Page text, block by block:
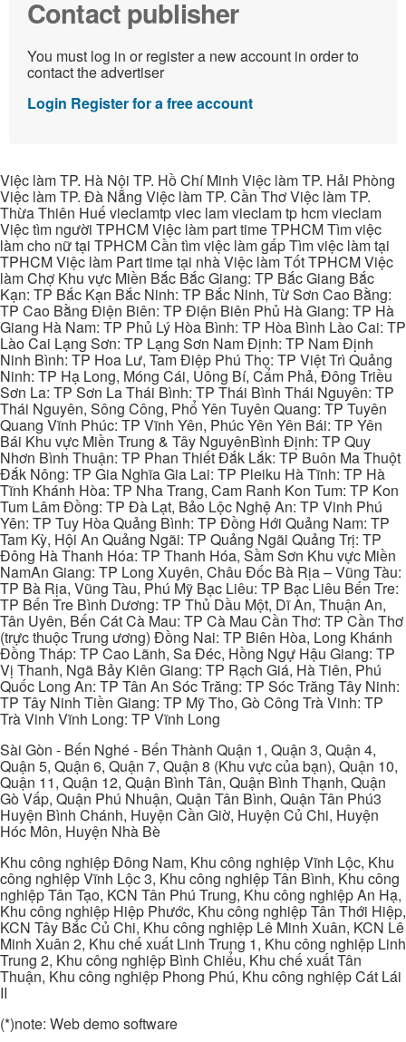
Contact publisher
You must log in or register a new account in order to
contact the advertiser
Login Register for a free account
Việc làm TP. Hà Nội TP. Hồ Chí Minh Việc làm TP. Hải Phòng
Việc làm TP. Đà Nẵng Việc làm TP. Cần Thơ Việc làm TP.
Thừa Thiên Huế vieclamtp viec lam vieclam tp hcm vieclam
Việc tìm người TPHCM Việc làm part time TPHCM Tìm việc
làm cho nữ tại TPHCM Cần tìm việc làm gấp Tìm việc làm tại
TPHCM Việc làm Part time tại nhà Việc làm Tốt TPHCM Việc
làm Chợ Khu vực Miền Bắc Bắc Giang: TP Bắc Giang Bắc
Kạn: TP Bắc Kạn Bắc Ninh: TP Bắc Ninh, Từ Sơn Cao Bằng:
TP Cao Bằng Điện Biên: TP Điện Biên Phủ Hà Giang: TP Hà
Giang Hà Nam: TP Phủ Lý Hòa Bình: TP Hòa Bình Lào Cai: TP
Lào Cai Lạng Sơn: TP Lạng Sơn Nam Định: TP Nam Định
Ninh Bình: TP Hoa Lư, Tam Điệp Phú Thọ: TP Việt Trì Quảng
Ninh: TP Hạ Long, Móng Cái, Uông Bí, Cẩm Phả, Đông Triều
Sơn La: TP Sơn La Thái Bình: TP Thái Bình Thái Nguyên: TP
Thái Nguyên, Sông Công, Phổ Yên Tuyên Quang: TP Tuyên
Quang Vĩnh Phúc: TP Vĩnh Yên, Phúc Yên Yên Bái: TP Yên
Bái Khu vực Miền Trung & Tây NguyênBình Định: TP Quy
Nhơn Bình Thuận: TP Phan Thiết Đắk Lắk: TP Buôn Ma Thuột
Đắk Nông: TP Gia Nghĩa Gia Lai: TP Pleiku Hà Tĩnh: TP Hà
Tĩnh Khánh Hòa: TP Nha Trang, Cam Ranh Kon Tum: TP Kon
Tum Lâm Đồng: TP Đà Lạt, Bảo Lộc Nghệ An: TP Vinh Phú
Yên: TP Tuy Hòa Quảng Bình: TP Đồng Hới Quảng Nam: TP
Tam Kỳ, Hội An Quảng Ngãi: TP Quảng Ngãi Quảng Trị: TP
Đông Hà Thanh Hóa: TP Thanh Hóa, Sầm Sơn Khu vực Miền
NamAn Giang: TP Long Xuyên, Châu Đốc Bà Rịa – Vũng Tàu:
TP Bà Rịa, Vũng Tàu, Phú Mỹ Bạc Liêu: TP Bạc Liêu Bến Tre:
TP Bến Tre Bình Dương: TP Thủ Dầu Một, Dĩ An, Thuận An,
Tân Uyên, Bến Cát Cà Mau: TP Cà Mau Cần Thơ: TP Cần Thơ
(trực thuộc Trung ương) Đồng Nai: TP Biên Hòa, Long Khánh
Đồng Tháp: TP Cao Lãnh, Sa Đéc, Hồng Ngự Hậu Giang: TP
Vị Thanh, Ngã Bảy Kiên Giang: TP Rạch Giá, Hà Tiên, Phú
Quốc Long An: TP Tân An Sóc Trăng: TP Sóc Trăng Tây Ninh:
TP Tây Ninh Tiền Giang: TP Mỹ Tho, Gò Công Trà Vinh: TP
Trà Vinh Vĩnh Long: TP Vĩnh Long
Sài Gòn - Bến Nghé - Bến Thành Quận 1, Quận 3, Quận 4,
Quận 5, Quận 6, Quận 7, Quận 8 (Khu vực của bạn), Quận 10,
Quận 11, Quận 12, Quận Bình Tân, Quận Bình Thạnh, Quận
Gò Vấp, Quận Phú Nhuận, Quận Tân Bình, Quận Tân Phú3
Huyện Bình Chánh, Huyện Cần Giờ, Huyện Củ Chi, Huyện
Hóc Môn, Huyện Nhà Bè
Khu công nghiệp Đông Nam, Khu công nghiệp Vĩnh Lộc, Khu
công nghiệp Vĩnh Lộc 3, Khu công nghiệp Tân Bình, Khu công
nghiệp Tân Tạo, KCN Tân Phú Trung, Khu công nghiệp An Hạ,
Khu công nghiệp Hiệp Phước, Khu công nghiệp Tân Thới Hiệp,
KCN Tây Bắc Củ Chi, Khu công nghiệp Lê Minh Xuân, KCN Lê
Minh Xuân 2, Khu chế xuất Linh Trung 1, Khu công nghiệp Linh
Trung 2, Khu công nghiệp Bình Chiểu, Khu chế xuất Tân
Thuận, Khu công nghiệp Phong Phú, Khu công nghiệp Cát Lái
II
(*)note: Web demo software